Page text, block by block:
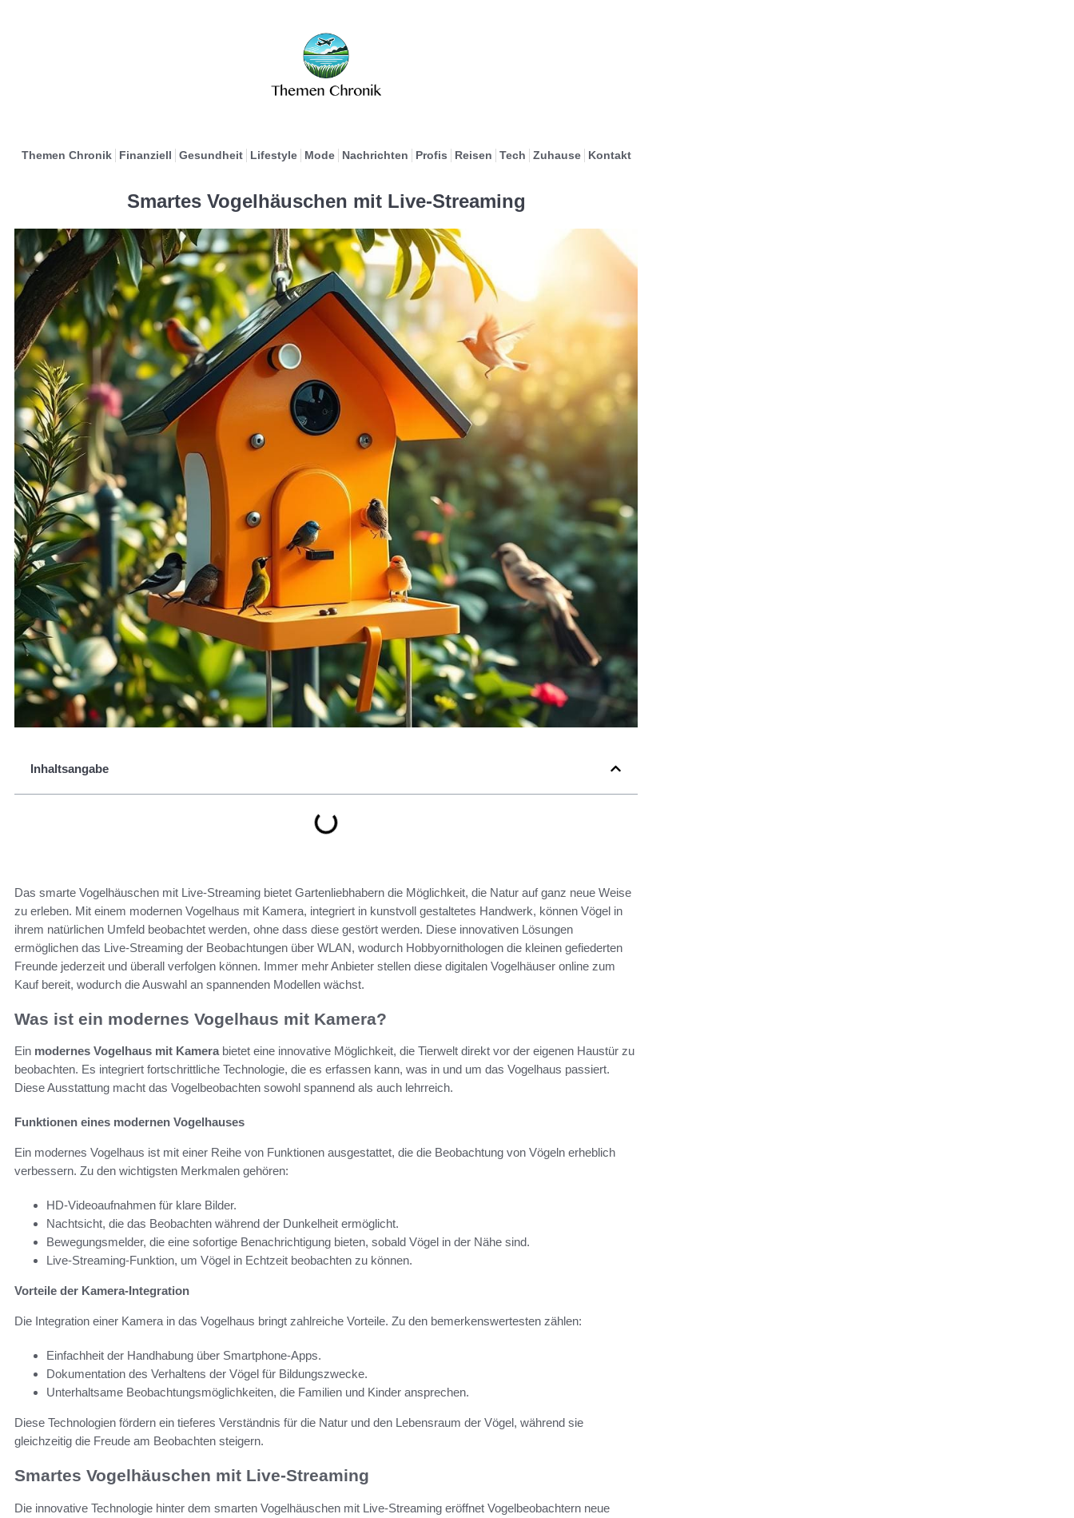
Themen Chronik Finanziell Gesundheit Lifestyle Mode Nachrichten Profis Reisen Tech Zuhause Kontakt
Smartes Vogelhäuschen mit Live-Streaming
Inhaltsangabe
Das smarte Vogelhäuschen mit Live-Streaming bietet Gartenliebhabern die Möglichkeit, die Natur auf ganz neue Weise
zu erleben. Mit einem modernen Vogelhaus mit Kamera, integriert in kunstvoll gestaltetes Handwerk, können Vögel in
ihrem natürlichen Umfeld beobachtet werden, ohne dass diese gestört werden. Diese innovativen Lösungen
ermöglichen das Live-Streaming der Beobachtungen über WLAN, wodurch Hobbyornithologen die kleinen gefiederten
Freunde jederzeit und überall verfolgen können. Immer mehr Anbieter stellen diese digitalen Vogelhäuser online zum
Kauf bereit, wodurch die Auswahl an spannenden Modellen wächst.
Was ist ein modernes Vogelhaus mit Kamera?
Ein modernes Vogelhaus mit Kamerabietet eine innovative Möglichkeit, die Tierwelt direkt vor der eigenen Haustür zu
beobachten. Es integriert fortschrittliche Technologie, die es erfassen kann, was in und um das Vogelhaus passiert.
Diese Ausstattung macht das Vogelbeobachten sowohl spannend als auch lehrreich.
Funktionen eines modernen Vogelhauses
Ein modernes Vogelhaus ist mit einer Reihe von Funktionen ausgestattet, die die Beobachtung von Vögeln erheblich
verbessern. Zu den wichtigsten Merkmalen gehören:
HD-Videoaufnahmen für klare Bilder.
Nachtsicht, die das Beobachten während der Dunkelheit ermöglicht.
Bewegungsmelder, die eine sofortige Benachrichtigung bieten, sobald Vögel in der Nähe sind.
Live-Streaming-Funktion, um Vögel in Echtzeit beobachten zu können.
Vorteile der Kamera-Integration
Die Integration einer Kamera in das Vogelhaus bringt zahlreiche Vorteile. Zu den bemerkenswertesten zählen:
Einfachheit der Handhabung über Smartphone-Apps.
Dokumentation des Verhaltens der Vögel für Bildungszwecke.
Unterhaltsame Beobachtungsmöglichkeiten, die Familien und Kinder ansprechen.
Diese Technologien fördern ein tieferes Verständnis für die Natur und den Lebensraum der Vögel, während sie
gleichzeitig die Freude am Beobachten steigern.
Smartes Vogelhäuschen mit Live-Streaming
Die innovative Technologie hinter dem smarten Vogelhäuschen mit Live-Streaming eröffnet Vogelbeobachtern neue